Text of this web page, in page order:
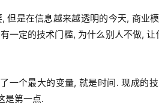
一定的技术门槛, 为什么别人不做, 让
是第一点.